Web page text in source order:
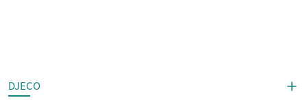
DJECO